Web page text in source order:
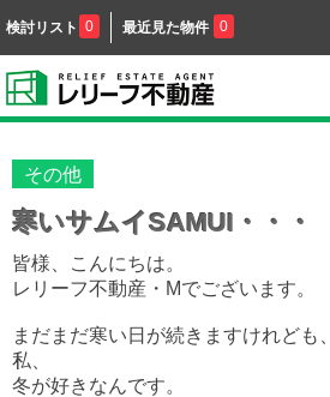
検討リスト 0 最近見た物件 0
その他
寒いサムイSAMUI・・・
皆様、こんにちは。
レリーフ不動産・Mでございます。
まだまだ寒い日が続きますけれども、
私、
冬が好きなんです。